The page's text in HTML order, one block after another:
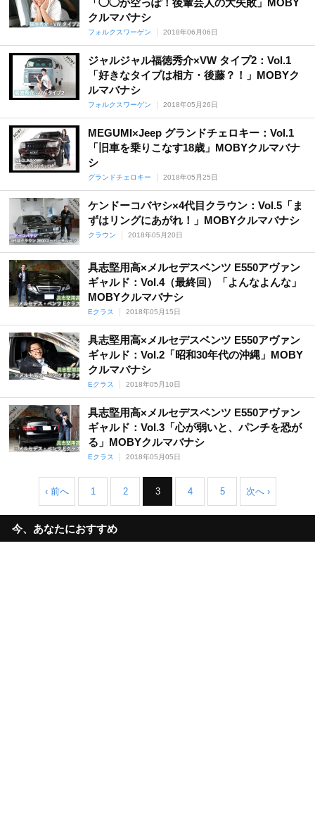
「◯◯が空っぽ！後輩芸人の大失敗」MOBY
クルマバナシ
フォルクスワーゲン 2018年06月06日
ジャルジャル福徳秀介×VW タイプ2：Vol.1
「好きなタイプは相方・後藤？！」MOBYク
ルマバナシ
フォルクスワーゲン 2018年05月26日
MEGUMI×Jeep グランドチェロキー：Vol.1
「旧車を乗りこなす18歳」MOBYクルマバナ
シ
グランドチェロキー 2018年05月25日
ケンドーコバヤシ×4代目クラウン：Vol.5「ま
ずはリングにあがれ！」MOBYクルマバナシ
クラウン 2018年05月20日
具志堅用高×メルセデスベンツ E550アヴァン
ギャルド：Vol.4（最終回）「よんなよんな」
MOBYクルマバナシ
Eクラス 2018年05月15日
具志堅用高×メルセデスベンツ E550アヴァン
ギャルド：Vol.2「昭和30年代の沖縄」MOBY
クルマバナシ
Eクラス 2018年05月10日
具志堅用高×メルセデスベンツ E550アヴァン
ギャルド：Vol.3「心が弱いと、パンチを恐が
る」MOBYクルマバナシ
Eクラス 2018年05月05日
‹ 前へ 1 2 3 4 5 次へ ›
今、あなたにおすすめ